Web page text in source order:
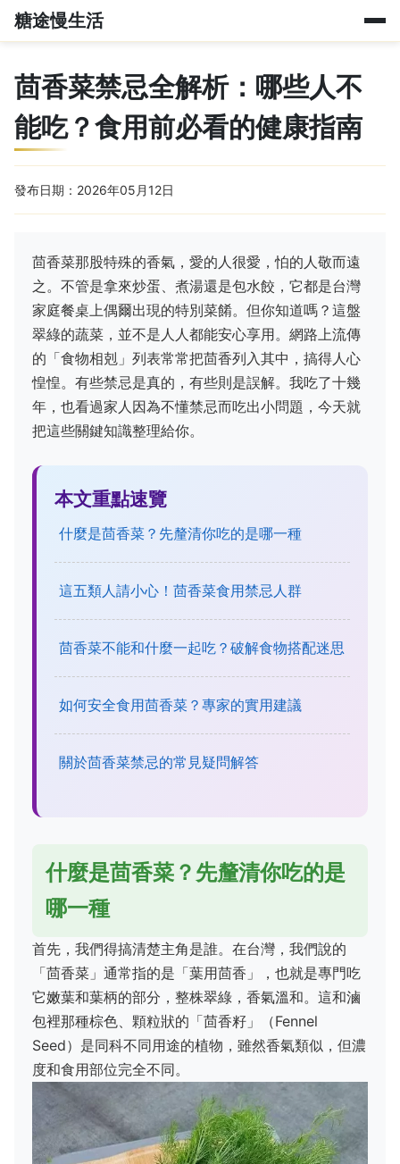
糖途慢生活
茴香菜禁忌全解析：哪些人不
能吃？食用前必看的健康指南
發布日期：2026年05月12日
茴香菜那股特殊的香氣，愛的人很愛，怕的人敬而遠
之。不管是拿來炒蛋、煮湯還是包水餃，它都是台灣
家庭餐桌上偶爾出現的特別菜餚。但你知道嗎？這盤
翠綠的蔬菜，並不是人人都能安心享用。網路上流傳
的「食物相剋」列表常常把茴香列入其中，搞得人心
惶惶。有些禁忌是真的，有些則是誤解。我吃了十幾
年，也看過家人因為不懂禁忌而吃出小問題，今天就
把這些關鍵知識整理給你。
本文重點速覽
什麼是茴香菜？先釐清你吃的是哪一種
這五類人請小心！茴香菜食用禁忌人群
茴香菜不能和什麼一起吃？破解食物搭配迷思
如何安全食用茴香菜？專家的實用建議
關於茴香菜禁忌的常見疑問解答
什麼是茴香菜？先釐清你吃的是
哪一種
首先，我們得搞清楚主角是誰。在台灣，我們說的
「茴香菜」通常指的是「葉用茴香」，也就是專門吃
它嫩葉和葉柄的部分，整株翠綠，香氣溫和。這和滷
包裡那種棕色、顆粒狀的「茴香籽」（Fennel
Seed）是同科不同用途的植物，雖然香氣類似，但濃
度和食用部位完全不同。